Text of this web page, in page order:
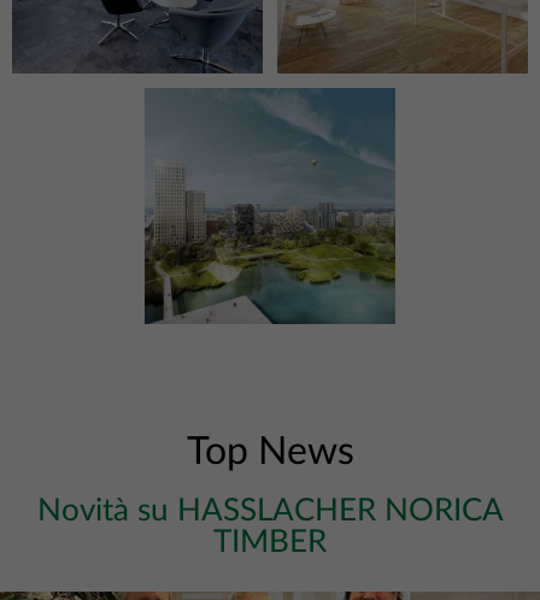
Top News
Novità su HASSLACHER NORICA
TIMBER